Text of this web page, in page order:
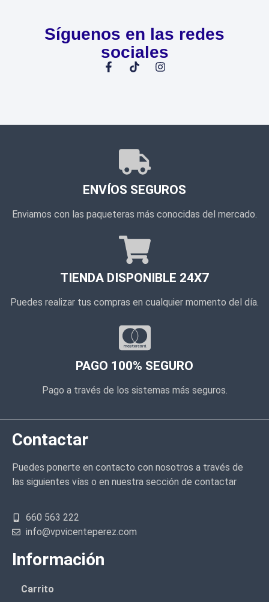
Síguenos en las redes
sociales
ENVÍOS SEGUROS
Enviamos con las paqueteras más conocidas del mercado.
TIENDA DISPONIBLE 24X7
Puedes realizar tus compras en cualquier momento del día.
PAGO 100% SEGURO
Pago a través de los sistemas más seguros.
Contactar
Puedes ponerte en contacto con nosotros a través de
las siguientes vías o en nuestra sección de contactar
660 563 222
info@vpvicenteperez.com
Información
Carrito